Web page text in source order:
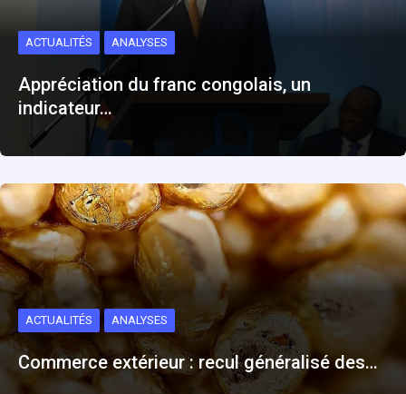
ACTUALITÉS ANALYSES
Appréciation du franc congolais, un
indicateur…
ACTUALITÉS ANALYSES
Commerce extérieur : recul généralisé des…